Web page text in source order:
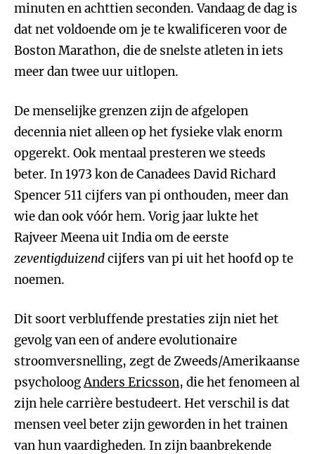
minuten en achttien seconden. Vandaag de dag is
dat net voldoende om je te kwalificeren voor de
Boston Marathon, die de snelste atleten in iets
meer dan twee uur uitlopen.
De menselijke grenzen zijn de afgelopen
decennia niet alleen op het fysieke vlak enorm
opgerekt. Ook mentaal presteren we steeds
beter. In 1973 kon de Canadees David Richard
Spencer 511 cijfers van pi onthouden, meer dan
wie dan ook vóór hem. Vorig jaar lukte het
Rajveer Meena uit India om de eerste
zeventigduizendcijfers van pi uit het hoofd op te
noemen.
Dit soort verbluffende prestaties zijn niet het
gevolg van een of andere evolutionaire
stroomversnelling, zegt de Zweeds/Amerikaanse
psycholoogAnders Ericsson, die het fenomeen al
zijn hele carrière bestudeert. Het verschil is dat
mensen veel beter zijn geworden in het trainen
van hun vaardigheden. In zijn baanbrekende